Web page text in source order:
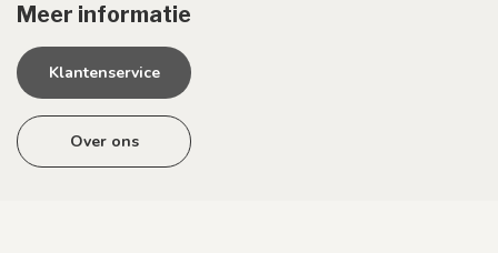
Meer informatie
Klantenservice
Over ons